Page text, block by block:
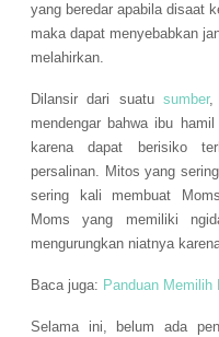
yang beredar apabila disaat
maka dapat menyebabkan
melahirkan.
Dilansir dari suatusumber,
mendengar bahwa ibu
karena dapat berisiko
persalinan. Mitos yang
sering kali membuat
Moms yang memiliki
mengurungkan niatnya
Baca juga: Panduan Memilih
Selama ini, belum ada